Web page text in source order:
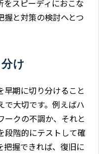
をスピーディにおこな
握と対策の検討へとつ
け
早期に切り分けること
で大切です。例えばハ
ークの不調か、それと
段階的にテストして確
把握できれば、復旧に